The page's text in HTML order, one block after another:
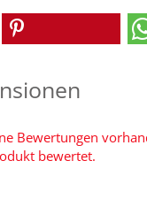
Bewertungen
bewertet.